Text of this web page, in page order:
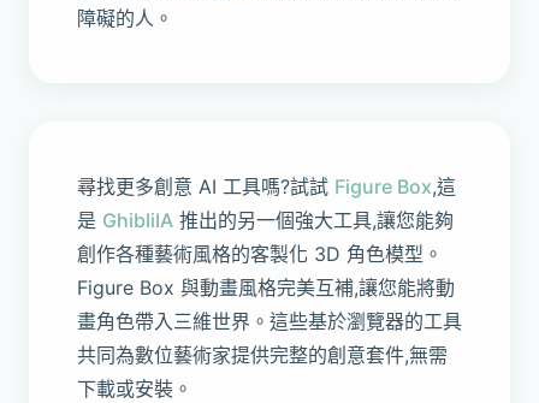
障礙的人。
尋找更多創意 AI 工具嗎?試試 Figure Box,這
是 GhibliIA 推出的另一個強大工具,讓您能夠
創作各種藝術風格的客製化 3D 角色模型。
Figure Box 與動畫風格完美互補,讓您能將動
畫角色帶入三維世界。這些基於瀏覽器的工具
共同為數位藝術家提供完整的創意套件,無需
下載或安裝。